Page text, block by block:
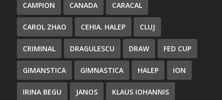
CAMPION CANADA CARACAL
CAROL ZHAO CEHIA. HALEP CLUJ
CRIMINAL DRAGULESCU DRAW FED CUP
GIMANSTICA GIMNASTICA HALEP ION
IRINA BEGU JANOS KLAUS IOHANNIS